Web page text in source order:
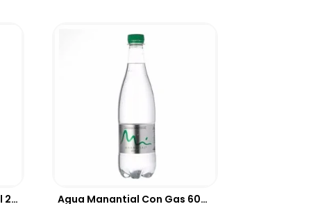
Bebida Energizante RedBull 250ml Agua Manantial Con Gas 600 ml